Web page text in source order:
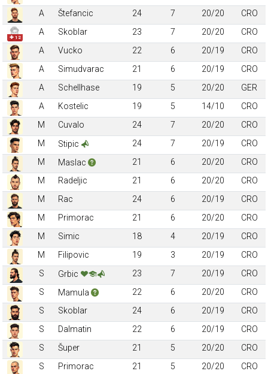
A
Štefancic 24 7 20/20 CRO
✚ 12
A Skoblar 23 7 20/20
CRO
A
Vucko 22 6 20/19
CRO
A
Simudvarac 21 6 20/19
CRO
A
Schellhase 19 5 20/20
GER
A
Kostelic 19 5 14/10
CRO
M
Cuvalo 24 7 20/20
CRO
M
Stipic 24 7 20/19
CRO
M
Maslac 21 6 20/20
CRO
M
Radeljic 21 6 20/20
CRO
M
Rac 24 6 20/19
CRO
M
Primorac 21 6 20/20
CRO
M
Simic 18 4 20/19
CRO
M
Filipovic 19 3 20/19
CRO
S
Grbic 23 7 20/19
CRO
S
Mamula 22 6 20/20
CRO
S
Skoblar 24 6 20/19
CRO
S
Dalmatin 22 6 20/19
CRO
S
Šuper 21 5 20/20
CRO
S
Primorac 21 5 20/20 CRO